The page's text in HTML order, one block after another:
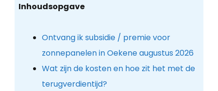
Inhoudsopgave
Ontvang ik subsidie / premie voor
zonnepanelen in Oekene augustus 2026
Wat zijn de kosten en hoe zit het met de
terugverdientijd?